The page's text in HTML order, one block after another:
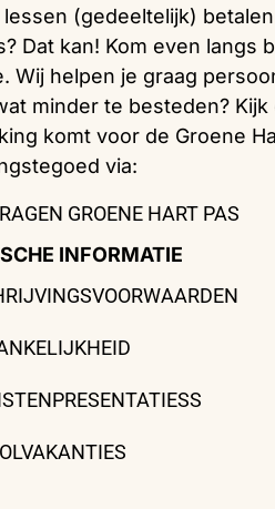
lessen (gedeeltelijk)
Dat kan! Kom even langs
Wij helpen je graag
minder te besteden? Kijk
komt voor de Groene
via:
GROENE HART PAS
INFORMATIE